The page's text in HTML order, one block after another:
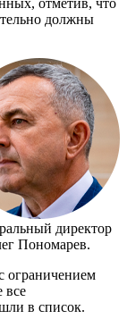
должны
директор
Пономарев.
ограничением
все
в список.